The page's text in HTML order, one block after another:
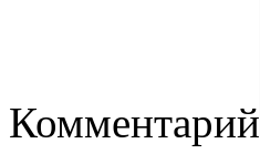
Комментарий